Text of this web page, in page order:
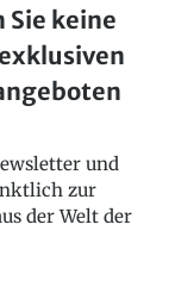
keine
und
zur
der Welt der